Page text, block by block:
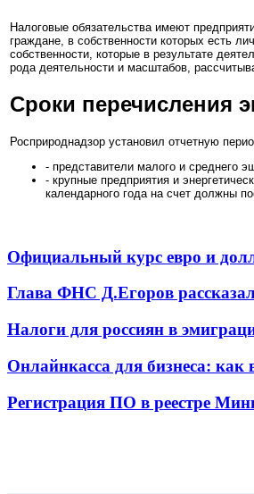
Налоговые обязательства имеют
граждане, в собственности которых есть
собственности, которые в результате
рода деятельности и масштабов,
Сроки перечисления
Росприроднадзор установил отчетную
- представители малого и среднего
- крупные предприятия и
календарного года на счет должны
Официальный курс евро и
Глава ФНС Д.Егоров
Налоги для россиян в
Онлайнкасса для бизнеса:
Регистрация ПО в реестре